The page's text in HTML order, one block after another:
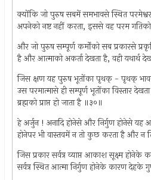
क्योंकि जो पुरुष सबमें समभावसे स्थित
अपनेको नष्ट नहीं करता, इससे वह परम गतिको
और जो पुरुष सम्पूर्ण कर्मोंको सब प्रकारसे
है और आत्माको अकर्ता देखता है, वही यथार्थ
जिस क्षण यह पुरुष भूतोंका पृथक् - पृथक्
उस परमात्मासे ही सम्पूर्ण भूतोंका विस्तार
ब्रह्मको प्राप्त हो जाता है ॥३०॥
हे अर्जुन ! अनादि होनेसे और निर्गुण होनेसे यह
होनेपर भी वास्तवमें न तो कुछ करता है और न
जिस प्रकार सर्वत्र व्याप्त आकाश सूक्ष्म होनेके
सर्वत्र स्थित आत्मा निर्गुण होनेके कारण देहके